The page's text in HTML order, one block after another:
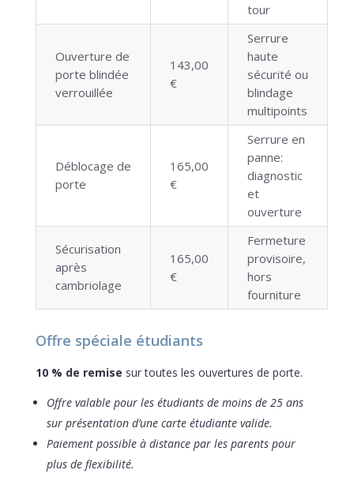
tour
Ouverture de
porte blindée
verrouillée
143,00
€
Serrure
haute
sécurité ou
blindage
multipoints
Déblocage de
porte
165,00
€
Serrure en
panne:
diagnostic
et
ouverture
Sécurisation
après
cambriolage
165,00
€
Fermeture
provisoire,
hors
fourniture
Offre spéciale étudiants
10 % de remise sur toutes les ouvertures de porte.
Offre valable pour les étudiants de moins de 25 ans
sur présentation d’une carte étudiante valide.
Paiement possible à distance par les parents pour
plus de flexibilité.